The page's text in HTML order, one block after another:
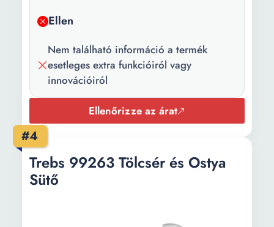
Főbb
jellemzők:
Kábel hossza:
70 cm
Ellen
Nem található információ a termék
esetleges extra funkcióiról vagy
innovációiról
Ellenőrizze az árat
#4
Trebs 99263 Tölcsér és Ostya
Sütő